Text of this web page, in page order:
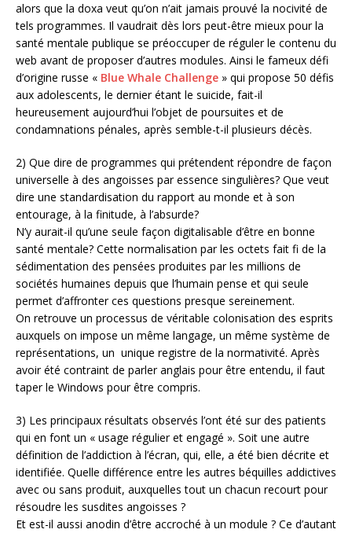
alors que la doxa veut qu’on n’ait jamais prouvé la nocivité de
tels programmes. Il vaudrait dès lors peut-être mieux pour la
santé mentale publique se préoccuper de réguler le contenu du
web avant de proposer d’autres modules. Ainsi le fameux défi
d’origine russe « Blue Whale Challenge » qui propose 50 défis
aux adolescents, le dernier étant le suicide, fait-il
heureusement aujourd’hui l’objet de poursuites et de
condamnations pénales, après semble-t-il plusieurs décès.
2) Que dire de programmes qui prétendent répondre de façon
universelle à des angoisses par essence singulières? Que veut
dire une standardisation du rapport au monde et à son
entourage, à la finitude, à l’absurde?
N’y aurait-il qu’une seule façon digitalisable d’être en bonne
santé mentale? Cette normalisation par les octets fait fi de la
sédimentation des pensées produites par les millions de
sociétés humaines depuis que l’humain pense et qui seule
permet d’affronter ces questions presque sereinement.
On retrouve un processus de véritable colonisation des esprits
auxquels on impose un même langage, un même système de
représentations, un unique registre de la normativité. Après
avoir été contraint de parler anglais pour être entendu, il faut
taper le Windows pour être compris.
3) Les principaux résultats observés l’ont été sur des patients
qui en font un « usage régulier et engagé ». Soit une autre
définition de l’addiction à l’écran, qui, elle, a été bien décrite et
identifiée. Quelle différence entre les autres béquilles addictives
avec ou sans produit, auxquelles tout un chacun recourt pour
résoudre les susdites angoisses ?
Et est-il aussi anodin d’être accroché à un module ? Ce d’autant